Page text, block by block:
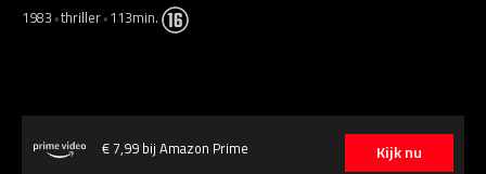
1983 thriller 113min.
Kijk nu
€ 7,99 bij Amazon Prime